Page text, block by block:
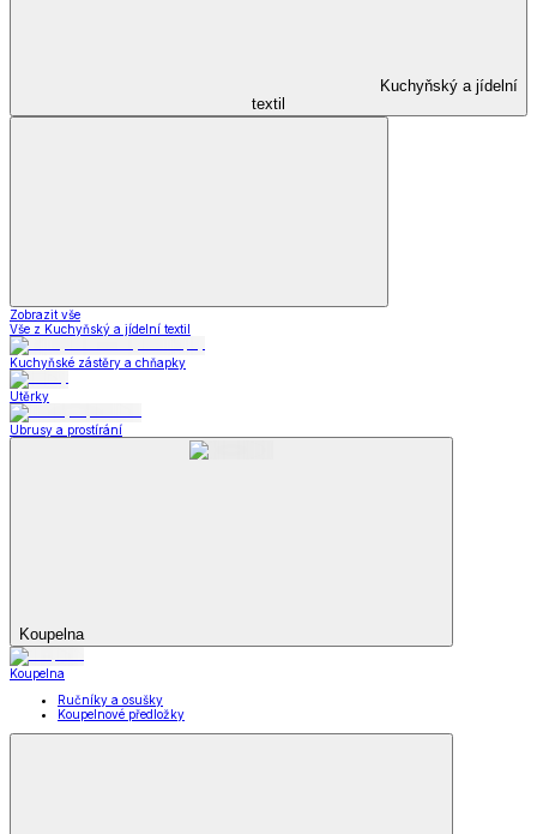
Kuchyňský a jídelní
textil
Zobrazit vše
Vše z Kuchyňský a jídelní textil
Kuchyňské zástěry a chňapky
Utěrky
Ubrusy a prostírání
Koupelna
Koupelna
Ručníky a osušky
Koupelnové předložky